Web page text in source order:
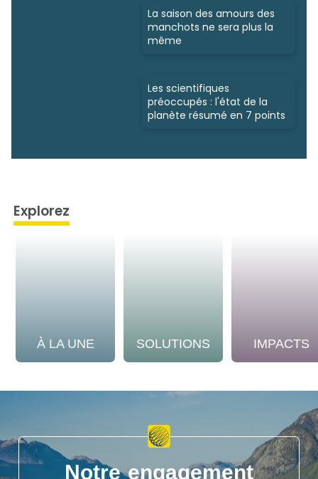
La saison des amours des
manchots ne sera plus la
même
Les scientifiques
préoccupés : l'état de la
planète résumé en 7 points
Explorez
À LA UNE SOLUTIONS IMPACTS
Notre engagement